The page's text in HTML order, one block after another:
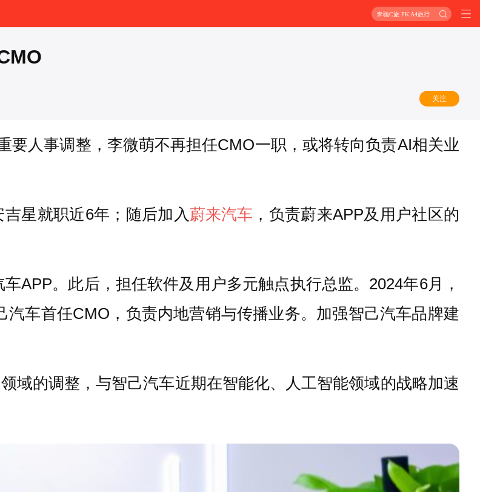
奔驰C旅 PK A4旅行
关注
要人事调整，李微萌不再担任CMO一职，或将转向负责AI相关业
星就职近6年；随后加入蔚来汽车 ，负责蔚来APP及用户社区的
APP。此后，担任软件及用户多元触点执行总监。2024年6月，
车首任CMO，负责内地营销与传播业务。加强智己汽车品牌建
域的调整，与智己汽车近期在智能化、人工智能领域的战略加速